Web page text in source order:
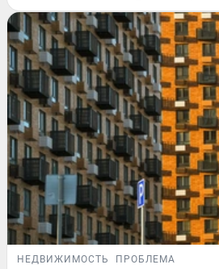
НЕДВИЖИМОСТЬ ПРОБЛЕМА